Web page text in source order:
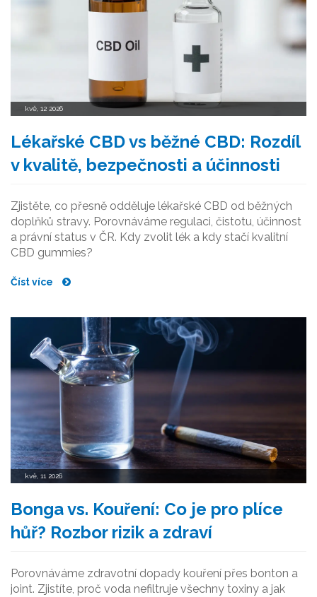
kvě, 12 2026
Lékařské CBD vs běžné CBD: Rozdíl
v kvalitě, bezpečnosti a účinnosti
Zjistěte, co přesně odděluje lékařské CBD od běžných
doplňků stravy. Porovnáváme regulaci, čistotu, účinnost
a právní status v ČR. Kdy zvolit lék a kdy stačí kvalitní
CBD gummies?
Číst více
kvě, 11 2026
Bonga vs. Kouření: Co je pro plíce
hůř? Rozbor rizik a zdraví
Porovnáváme zdravotní dopady kouření přes bonton a
joint. Zjistíte, proč voda nefiltruje všechny toxiny a jak